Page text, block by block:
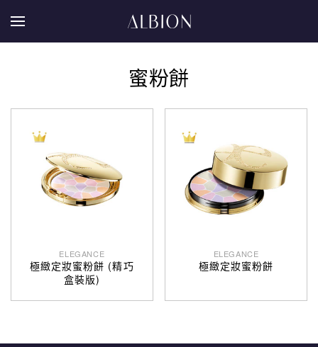
蜜粉餅
ELEGANCE
極緻定妝蜜粉餅 (精巧
盒裝版)
ELEGANCE
極緻定妝蜜粉餅